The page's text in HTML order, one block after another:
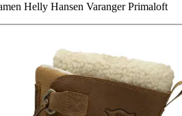
Helly Hansen Varanger Primaloft